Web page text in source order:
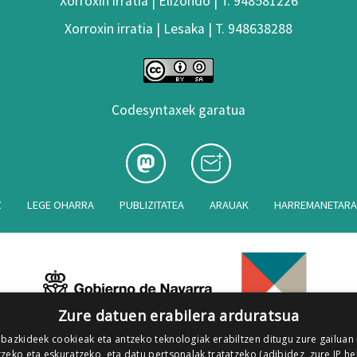
Xorroxin irratia | Lesaka | T. 948638288
Codesyntaxek garatua
LEGE OHARRA PUBLIZITATEA ARAUAK
Zure datuen erabilera arduratsua
cookieak eta antzeko teknologiak erabiltzen ditugu zure
eta eskuratzeko, eta datu pertsonalak tratatzeko (adibidez, zure IP